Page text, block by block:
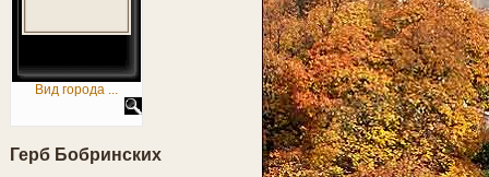
Вид города ...
Герб Бобринских